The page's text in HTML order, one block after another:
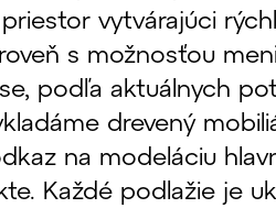
vytvárajúci
s možnosťou
podľa aktuálnych
drevený
na modeláciu
Každé podlažie je